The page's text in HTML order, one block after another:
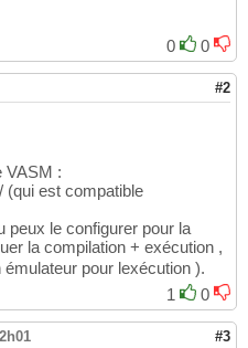
0
0
#2
VASM :
(qui est compatible
peux le configurer pour la
la compilation + exécution ,
pour lexécution ).
1
0
#3